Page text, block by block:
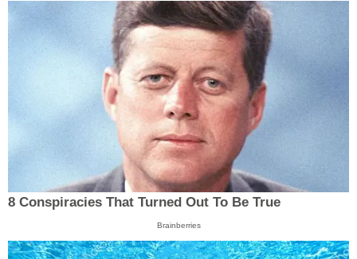
8 Conspiracies That Turned Out To Be True
Brainberries